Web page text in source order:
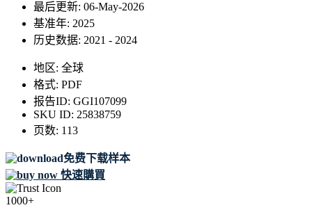
最后更新: 06-May-2026
基准年: 2025
历史数据: 2021 - 2024
地区: 全球
格式: PDF
报告ID: GGI107099
SKU ID: 25838759
页数: 113
免费下载样本
快速購買
1000+